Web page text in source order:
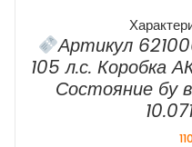
Артикул
105 л.с. Коробка
Состояние бу